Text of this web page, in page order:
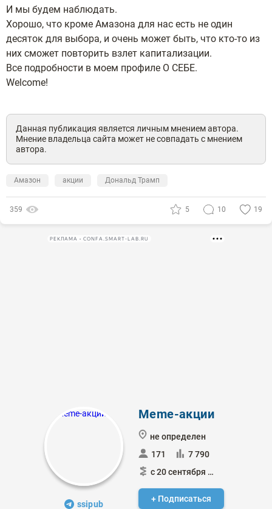
И мы будем наблюдать.
Хорошо, что кроме Амазона для нас есть не один
десяток для выбора, и очень может быть, что кто-то из
них сможет повторить взлет капитализации.
Все подробности в моем профиле О СЕБЕ.
Welcome!
Данная публикация является личным мнением автора.
Мнение владельца сайта может не совпадать с мнением
автора.
Амазон акции Дональд Трамп
359 5 10 19
РЕКЛАМА • CONFA.SMART-LAB.RU
ssipub
Meme-акции
не определен
171
7 790
с 20 сентября 2012
+ Подписаться